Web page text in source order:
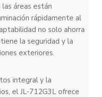
áreas están
rápidamente al
no solo ahorra
la seguridad y la
exteriores.
integral y la
el JL-712G3L ofrece